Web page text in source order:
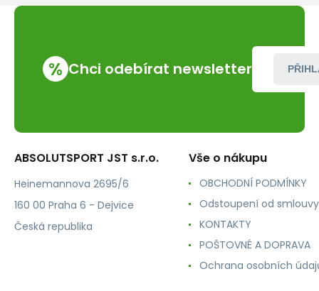
% Chci odebírat newsletter
ABSOLUTSPORT JST s.r.o.
Heinemannova 2695/6
160 00 Praha 6 - Dejvice
Česká republika
Vše o nákupu
OBCHODNÍ PODMÍNKY
Odstoupení od smlouvy
KONTAKTY
POŠTOVNÉ A DOPRAVA
Ochrana osobních